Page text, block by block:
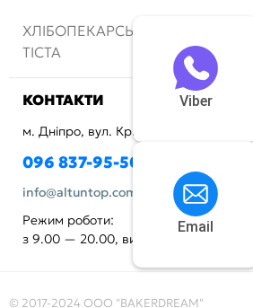
ХЛІБОПЕКАРСЬКІ ПЕЧІ ТА
ТІСТА
КОНТАКТИ
м. Дніпро, вул. Криворізька, 72
096 837-95-50
info@altuntop.com.ua
Режим роботи:
з 9.00 — 20.00, вихідний - неділя
© 2017-2024 ООО "BAKERDREAM"
Viber
Email